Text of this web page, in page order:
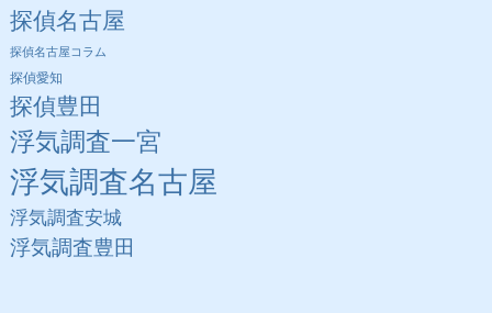
探偵名古屋
探偵名古屋コラム
探偵愛知
探偵豊田
浮気調査一宮
浮気調査名古屋
浮気調査安城
浮気調査豊田